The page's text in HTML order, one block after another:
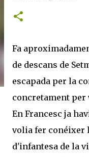
Fa
de descans de
escapada per la
concretament
En Francesc ja
volia fer conéixer
d'infantesa de la